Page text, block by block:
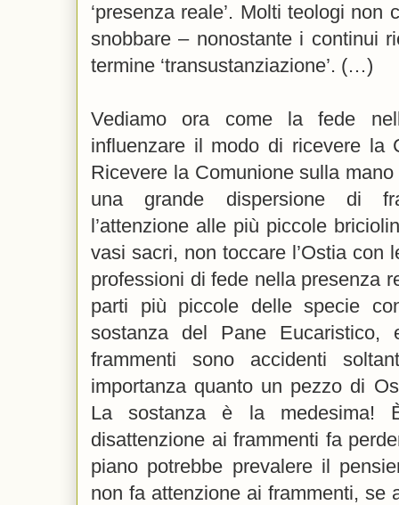
‘presenza reale’. Molti teologi
snobbare – nonostante i continui
termine ‘transustanziazione’. (…)
Vediamo ora come la fede
influenzare il modo di ricevere la
Ricevere la Comunione sulla
una grande dispersione di
l’attenzione alle più piccole
vasi sacri, non toccare l’Ostia con
professioni di fede nella presenza
parti più piccole delle specie
sostanza del Pane
frammenti sono accidenti
importanza quanto un pezzo di
La sostanza è la medesima!
disattenzione ai frammenti fa
piano potrebbe prevalere il
non fa attenzione ai frammenti, se